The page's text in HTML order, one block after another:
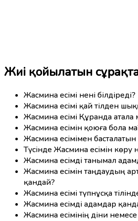
Жиі қойылатын
Жасмина есімі нені білдіреді?
Жасмина есімі қай тілден
Жасмина есімі Құранда атала
Жасмина есімін қоюға бола
Жасмина есімімен басталатын
Түсінде Жасмина есімін көру
Жасмина есімді танымал
Жасмина есімін таңдаудың
қандай?
Жасмина есімі түпнұсқа
Жасмина есімді адамдар
Жасмина есімінің діни